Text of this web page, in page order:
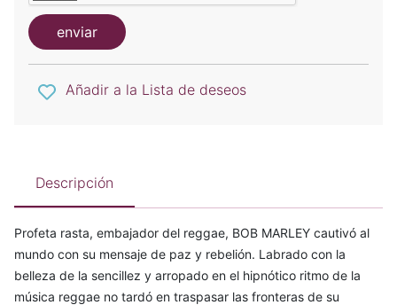
enviar
Añadir a la Lista de deseos
Descripción
Profeta rasta, embajador del reggae, BOB MARLEY cautivó al
mundo con su mensaje de paz y rebelión. Labrado con la
belleza de la sencillez y arropado en el hipnótico ritmo de la
música reggae no tardó en traspasar las fronteras de su